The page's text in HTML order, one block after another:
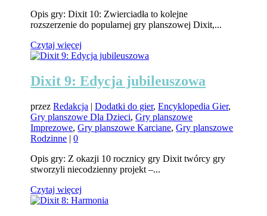
Opis gry: Dixit 10: Zwierciadła to kolejne
rozszerzenie do popularnej gry planszowej Dixit,...
Czytaj więcej
Dixit 9: Edycja jubileuszowa
przezRedakcja |Dodatki do gier,Encyklopedia Gier,
Gry planszowe Dla Dzieci,Gry planszowe
Imprezowe,Gry planszowe Karciane,Gry planszowe
Rodzinne |0
Opis gry: Z okazji 10 rocznicy gry Dixit twórcy gry
stworzyli niecodzienny projekt –...
Czytaj więcej